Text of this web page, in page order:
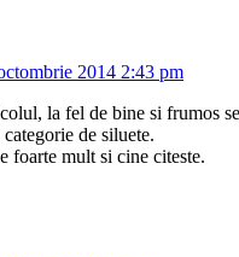
2014 2:43 pm
la fel de bine si frumos
de siluete.
foarte mult si cine citeste.